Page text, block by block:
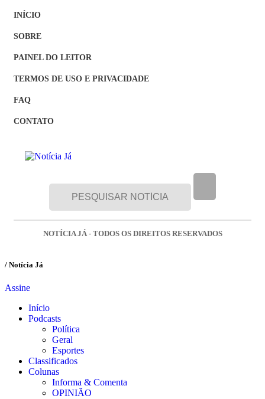
INÍCIO
SOBRE
PAINEL DO LEITOR
TERMOS DE USO E PRIVACIDADE
FAQ
CONTATO
NOTÍCIA JÁ - TODOS OS DIREITOS RESERVADOS
/ Notícia Já
Assine
Início
Podcasts
Política
Geral
Esportes
Classificados
Colunas
Informa & Comenta
OPINIÃO